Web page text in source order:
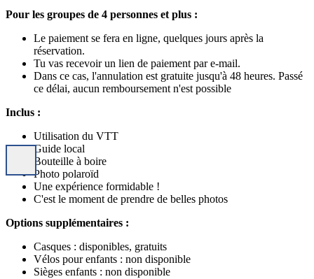
Pour les groupes de 4 personnes et plus :
Le paiement se fera en ligne, quelques jours après la
réservation.
Tu vas recevoir un lien de paiement par e-mail.
Dans ce cas, l'annulation est gratuite jusqu'à 48 heures. Passé
ce délai, aucun remboursement n'est possible
Inclus :
Utilisation du VTT
Guide local
Bouteille à boire
Photo polaroïd
Une expérience formidable !
C'est le moment de prendre de belles photos
Options supplémentaires :
Casques : disponibles, gratuits
Vélos pour enfants : non disponible
Sièges enfants : non disponible